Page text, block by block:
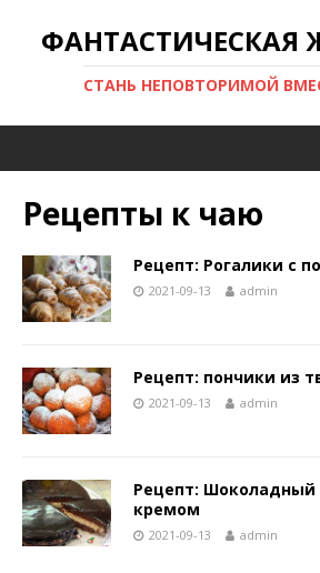
СТАНЬ НЕПОВТОРИМОЙ
Рецепты к чаю
Рецепт: Рогалики с
2021-09-13 admin
Рецепт: пончики из
2021-09-13 admin
Рецепт:
кремом
2021-09-13 admin